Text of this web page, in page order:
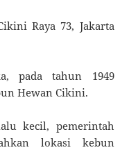
Raya 73, Jakarta
pada tahun 1949
Hewan Cikini.
kecil, pemerintah
lokasi kebun